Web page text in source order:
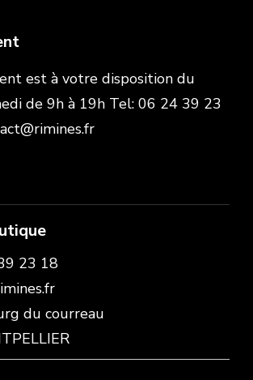
est à votre disposition du
de 9h à 19h Tel: 06 24 39 23
23 18
du courreau